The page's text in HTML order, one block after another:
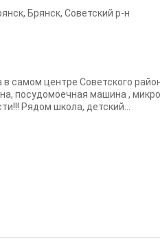
, Брянск, Советский р-н
самом центре Советского
посудомоечная машина ,
Рядом школа, детский...